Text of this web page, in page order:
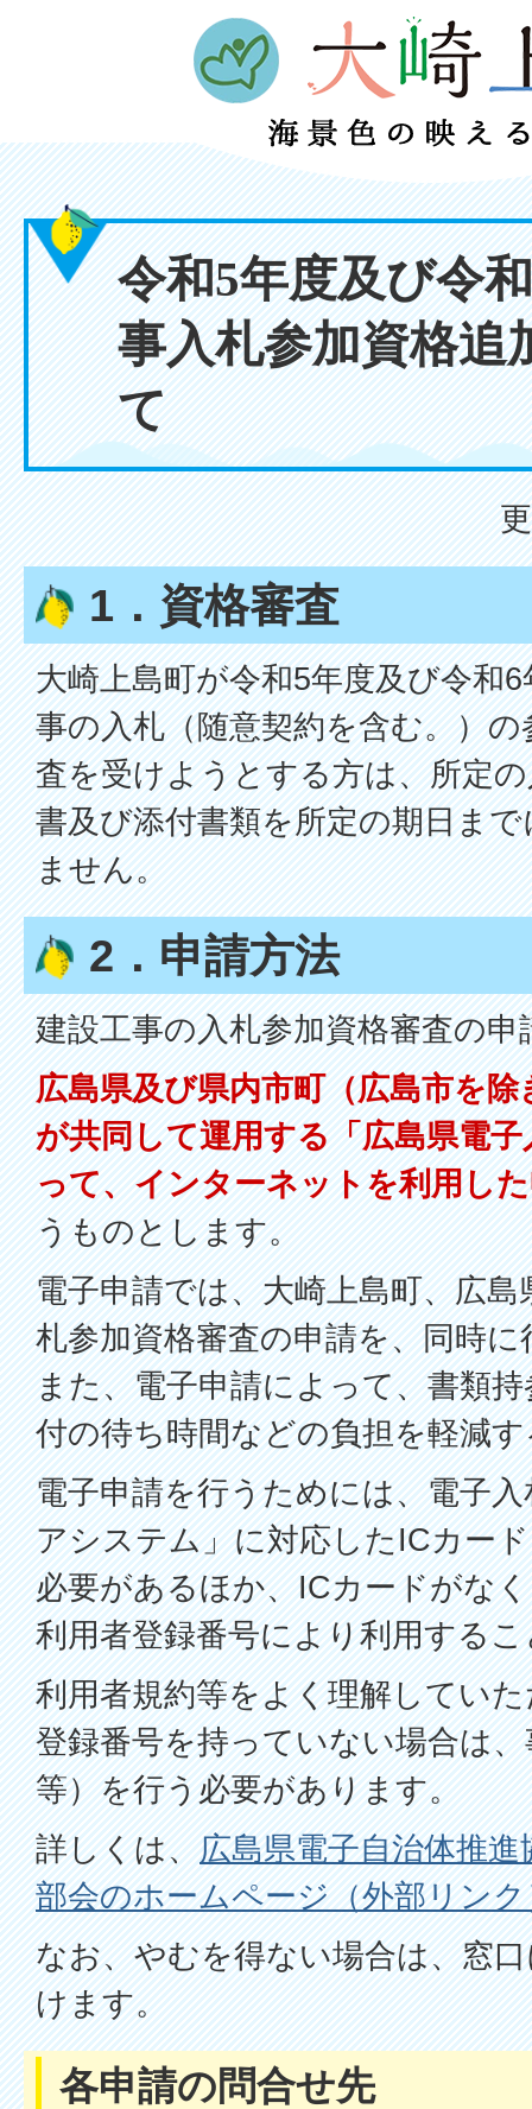
令和5年度及び令
事入札参加資格追
て
1．資格審査
大崎上島町が令和5年度及び令和
事の入札（随意契約を含む。）
査を受けようとする方は、所定
書及び添付書類を所定の期日ま
ません。
2．申請方法
建設工事の入札参加資格審査の
広島県及び県内市町（広島市を
が共同して運用する「広島県電
って、インターネットを利用し
うものとします。
電子申請では、大崎上島町、広
札参加資格審査の申請を、同時
また、電子申請によって、書類
付の待ち時間などの負担を軽減
電子申請を行うためには、電子
アシステム」に対応したICカー
必要があるほか、ICカードがな
利用者登録番号により利用する
利用者規約等をよく理解してい
登録番号を持っていない場合は
等）を行う必要があります。
詳しくは、広島県電子自治体推
部会のホームページ（外部リン
なお、やむを得ない場合は、窓
けます。
各申請の問合せ先